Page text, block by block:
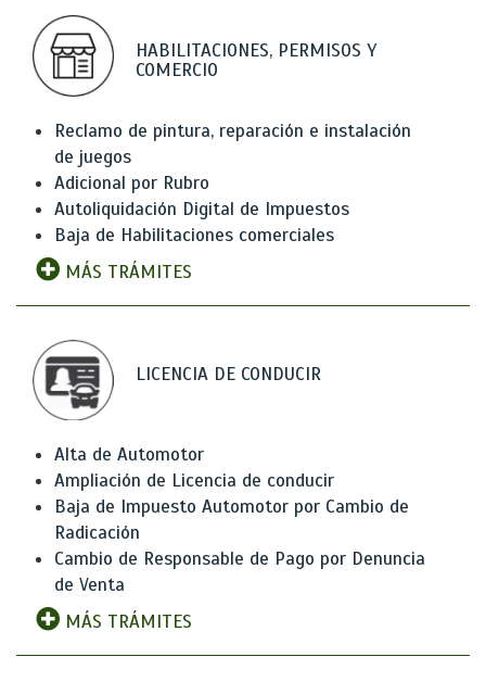
HABILITACIONES, PERMISOS Y
COMERCIO
Reclamo de pintura, reparación e instalación
de juegos
Adicional por Rubro
Autoliquidación Digital de Impuestos
Baja de Habilitaciones comerciales
MÁS TRÁMITES
LICENCIA DE CONDUCIR
Alta de Automotor
Ampliación de Licencia de conducir
Baja de Impuesto Automotor por Cambio de
Radicación
Cambio de Responsable de Pago por Denuncia
de Venta
MÁS TRÁMITES